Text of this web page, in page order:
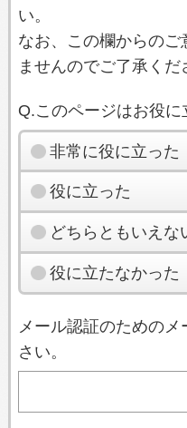
い。
なお、この欄からのご
ませんのでご了承くだ
Q.このページはお役に
非常に役に立った
役に立った
どちらともいえな
役に立たなかった
メール認証のための
さい。